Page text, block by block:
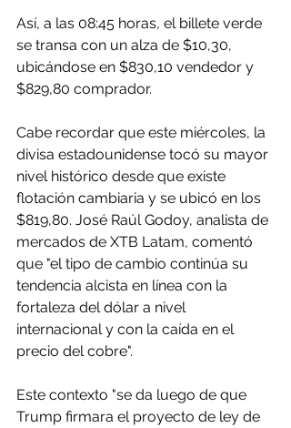
Así, a las 08:45 horas, el billete verde
se transa con un alza de $10,30,
ubicándose en $830,10 vendedor y
$829,80 comprador.
Cabe recordar que este miércoles, la
divisa estadounidense tocó su mayor
nivel histórico desde que existe
flotación cambiaria y se ubicó en los
$819,80. José Raúl Godoy, analista de
mercados de XTB Latam, comentó
que "el tipo de cambio continúa su
tendencia alcista en línea con la
fortaleza del dólar a nivel
internacional y con la caída en el
precio del cobre".
Este contexto "se da luego de que
Trump firmara el proyecto de ley de